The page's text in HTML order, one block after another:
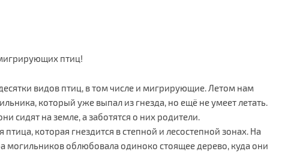
птиц!
видов птиц, в том числе и мигрирующие. Летом нам
который уже выпал из гнезда, но ещё не умеет летать.
сидят на земле, а заботятся о них родители.
которая гнездится в степной и лесостепной зонах. На
могильников облюбовала одиноко стоящее дерево, куда они